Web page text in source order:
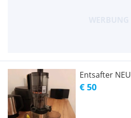
Entsafter NEU
€ 50